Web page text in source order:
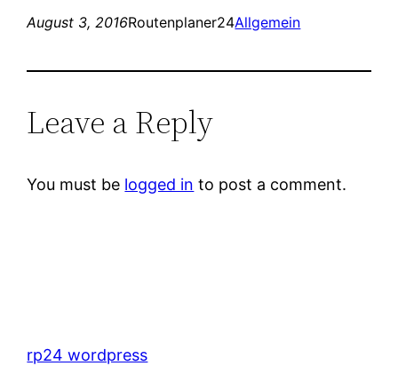
August 3, 2016Routenplaner24Allgemein
Leave a Reply
You must be logged in to post a comment.
rp24 wordpress